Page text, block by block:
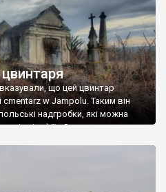
вказували, що цей цвинтар
w Jampolu. Таким він
надгробки, які можна
епітафії… Загалом цвинтар